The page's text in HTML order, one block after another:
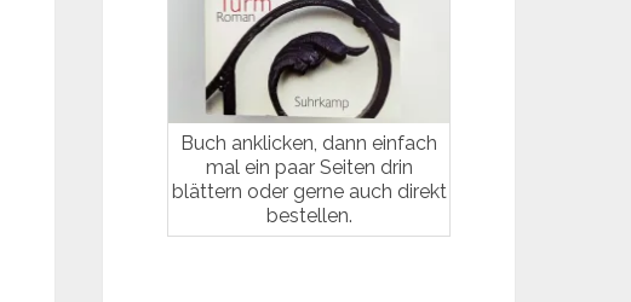
Buch anklicken, dann einfach
mal ein paar Seiten drin
blättern oder gerne auch direkt
bestellen.